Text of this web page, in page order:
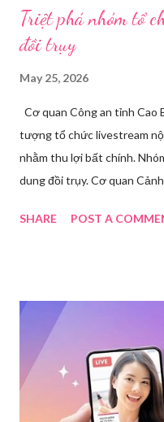
Triệt phá nhóm tổ
đồi trụy
May 25, 2026
Cơ quan Công an tỉnh Cao
tượng tổ chức livestream
nhằm thu lợi bất chính.
dung đồi trụy. Cơ quan
tạm giam đối với Triệu Thị
dụng điện thoại xuất hiện
nhạy cảm, có dấu hiệu vi
nhận, đơn vị đã nhanh
để làm rõ. Kết quả điều tra
(sinh năm 1994), trú tại xã
SHARE POST A